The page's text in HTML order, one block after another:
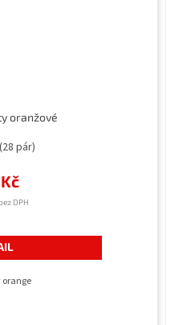
oranžové
(28 pár)
DPH
orange